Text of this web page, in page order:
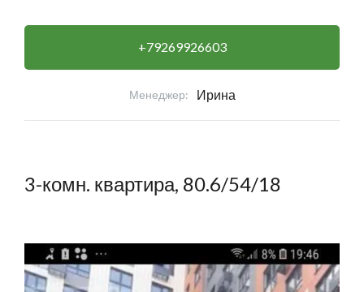
3-комн. квартира, 80.6/54/18
+79269926603
Менеджер: Ирина